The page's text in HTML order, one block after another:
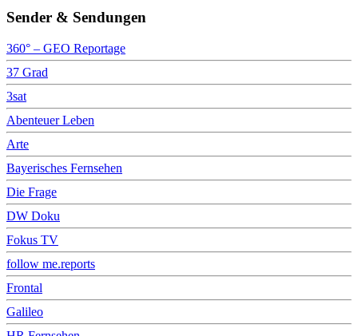
Sender & Sendungen
360° – GEO Reportage
37 Grad
3sat
Abenteuer Leben
Arte
Bayerisches Fernsehen
Die Frage
DW Doku
Fokus TV
follow me.reports
Frontal
Galileo